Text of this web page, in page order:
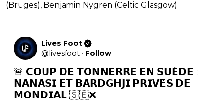
(Bruges), Benjamin Nygren (Celtic Glasgow)
Lives Foot
@livesfoot · Follow
🚨 𝗖𝗢𝗨𝗣 𝗗𝗘 𝗧𝗢𝗡𝗡𝗘𝗥𝗥𝗘 𝗘𝗡 𝗦𝗨𝗘̀𝗗𝗘 :
𝗡𝗔𝗡𝗔𝗦𝗜 𝗘𝗧 𝗕𝗔𝗥𝗗𝗚𝗛𝗝𝗜 𝗣𝗥𝗜𝗩𝗘́𝗦 𝗗𝗘
𝗠𝗢𝗡𝗗𝗜𝗔𝗟 🇸🇪❌